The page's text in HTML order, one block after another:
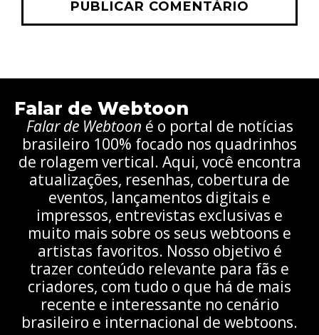
Falar de Webtoon
Falar de Webtoon é o portal de notícias
brasileiro 100% focado nos quadrinhos
de rolagem vertical. Aqui, você encontra
atualizações, resenhas, cobertura de
eventos, lançamentos digitais e
impressos, entrevistas exclusivas e
muito mais sobre os seus webtoons e
artistas favoritos. Nosso objetivo é
trazer conteúdo relevante para fãs e
criadores, com tudo o que há de mais
recente e interessante no cenário
brasileiro e internacional de webtoons.